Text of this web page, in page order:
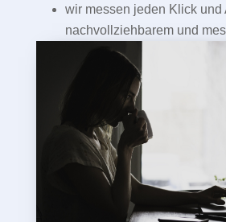
wir messen jeden Klick und
nachvollziehbarem und